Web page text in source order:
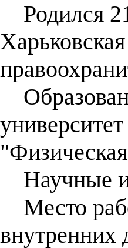
Родился
Научные
Место
внутренних